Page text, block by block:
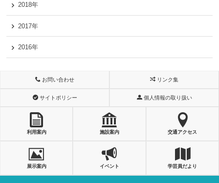
2018年
2017年
2016年
お問い合わせ リンク集
サイトポリシー 個人情報の取り扱い
利用案内 施設案内 交通アクセス
展示案内 イベント 学芸員だより